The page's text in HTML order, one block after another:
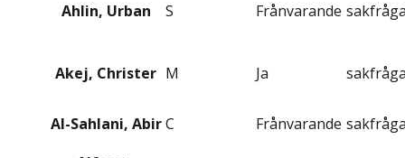
Ahlin, Urban S Frånvarande
Akej, Christer M Ja
Al-Sahlani, Abir C Frånvarande